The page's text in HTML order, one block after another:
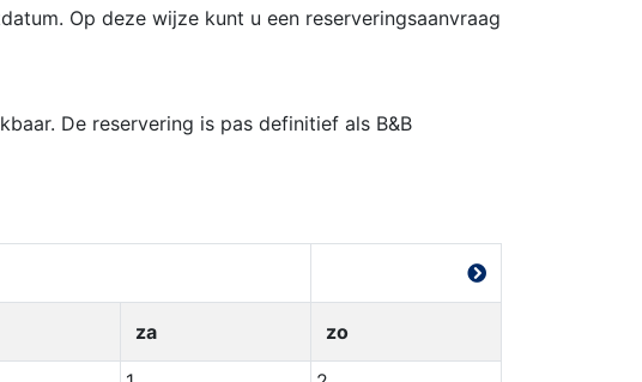
Op deze wijze kunt u een reserveringsaanvraag
De reservering is pas definitief als B&B
za zo